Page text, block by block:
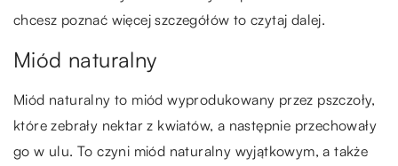
chcesz poznać więcej szczegółów to czytaj dalej.
Miód naturalny
Miód naturalny to miód wyprodukowany przez pszczoły,
które zebrały nektar z kwiatów, a następnie przechowały
go w ulu. To czyni miód naturalny wyjątkowym, a także